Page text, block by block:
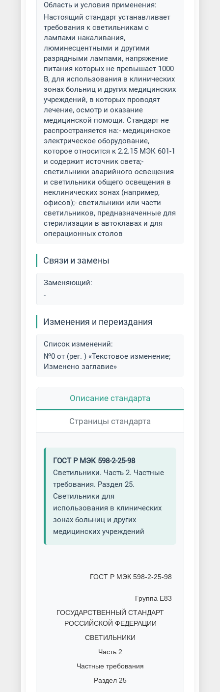
Область и условия применения:
Настоящий стандарт устанавливает
требования к светильникам с
лампами накаливания,
люминесцентными и другими
разрядными лампами, напряжение
питания которых не превышает 1000
В, для использования в клинических
зонах больниц и других медицинских
учреждений, в которых проводят
лечение, осмотр и оказание
медицинской помощи. Стандарт не
распространяется на:- медицинское
электрическое оборудование,
которое относится к 2.2.15 МЭК 601-1
и содержит источник света;-
светильники аварийного освещения
и светильники общего освещения в
неклинических зонах (например,
офисов);- светильники или части
светильников, предназначенные для
стерилизации в автоклавах и для
операционных столов
Связи и замены
Заменяющий:
-
Изменения и переиздания
Список изменений:
№0 от (рег. ) «Текстовое изменение;
Изменено заглавие»
Описание стандарта
Страницы стандарта
ГОСТ Р МЭК 598-2-25-98
Светильники. Часть 2. Частные
требования. Раздел 25.
Светильники для
использования в клинических
зонах больниц и других
медицинских учреждений